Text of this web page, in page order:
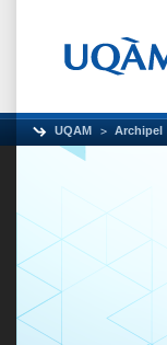
UQAM Archipel